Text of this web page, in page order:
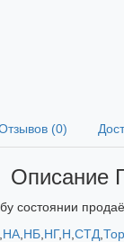
(0)
Описание
состоянии
НА, НБ, НГ,Н СТД,